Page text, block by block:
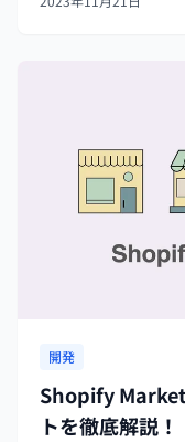
ようにしてShopify
開発
Shopify
トを徹底解説！